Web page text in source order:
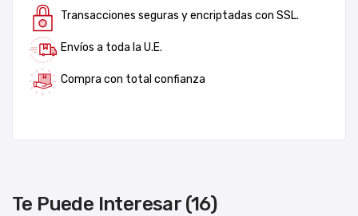
Transacciones seguras y encriptadas con SSL.
Envíos a toda la U.E.
Compra con total confianza
Te Puede Interesar (16)